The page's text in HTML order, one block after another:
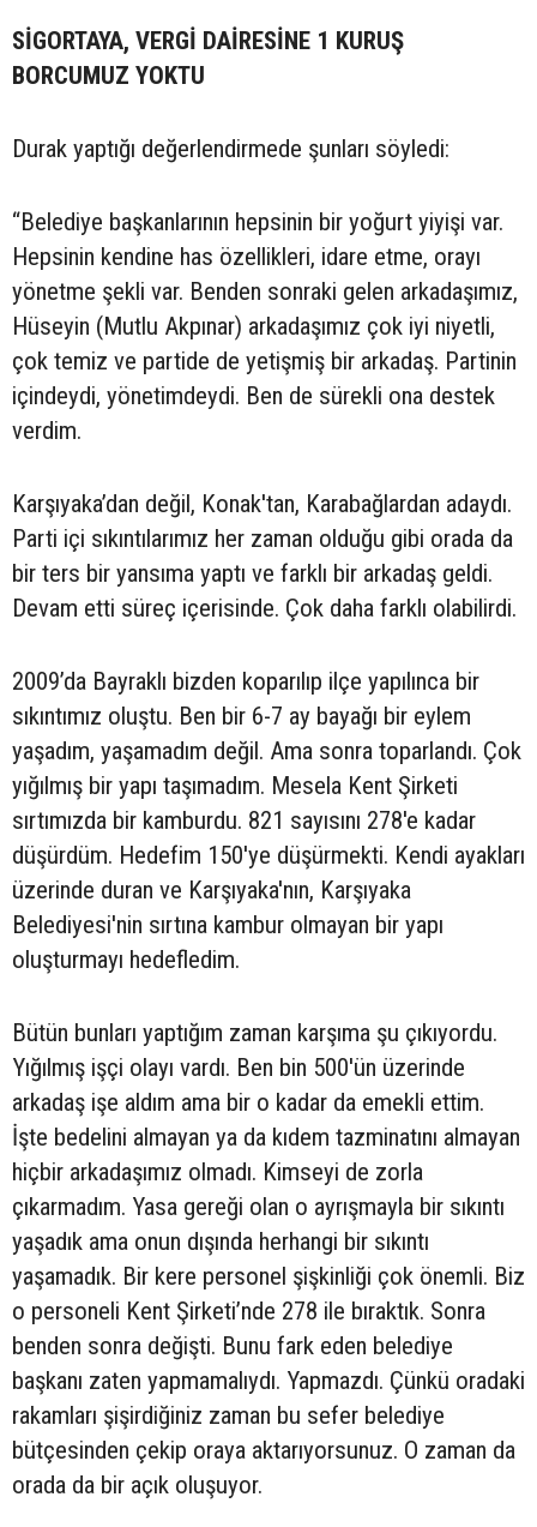
SİGORTAYA, VERGİ DAİRESİNE 1 KURUŞ
BORCUMUZ YOKTU
Durak yaptığı değerlendirmede şunları söyledi:
“Belediye başkanlarının hepsinin bir yoğurt yiyişi var.
Hepsinin kendine has özellikleri, idare etme, orayı
yönetme şekli var. Benden sonraki gelen arkadaşımız,
Hüseyin (Mutlu Akpınar) arkadaşımız çok iyi niyetli,
çok temiz ve partide de yetişmiş bir arkadaş. Partinin
içindeydi, yönetimdeydi. Ben de sürekli ona destek
verdim.
Karşıyaka’dan değil, Konak'tan, Karabağlardan adaydı.
Parti içi sıkıntılarımız her zaman olduğu gibi orada da
bir ters bir yansıma yaptı ve farklı bir arkadaş geldi.
Devam etti süreç içerisinde. Çok daha farklı olabilirdi.
2009’da Bayraklı bizden koparılıp ilçe yapılınca bir
sıkıntımız oluştu. Ben bir 6-7 ay bayağı bir eylem
yaşadım, yaşamadım değil. Ama sonra toparlandı. Çok
yığılmış bir yapı taşımadım. Mesela Kent Şirketi
sırtımızda bir kamburdu. 821 sayısını 278'e kadar
düşürdüm. Hedefim 150'ye düşürmekti. Kendi ayakları
üzerinde duran ve Karşıyaka'nın, Karşıyaka
Belediyesi'nin sırtına kambur olmayan bir yapı
oluşturmayı hedefledim.
Bütün bunları yaptığım zaman karşıma şu çıkıyordu.
Yığılmış işçi olayı vardı. Ben bin 500'ün üzerinde
arkadaş işe aldım ama bir o kadar da emekli ettim.
İşte bedelini almayan ya da kıdem tazminatını almayan
hiçbir arkadaşımız olmadı. Kimseyi de zorla
çıkarmadım. Yasa gereği olan o ayrışmayla bir sıkıntı
yaşadık ama onun dışında herhangi bir sıkıntı
yaşamadık. Bir kere personel şişkinliği çok önemli. Biz
o personeli Kent Şirketi’nde 278 ile bıraktık. Sonra
benden sonra değişti. Bunu fark eden belediye
başkanı zaten yapmamalıydı. Yapmazdı. Çünkü oradaki
rakamları şişirdiğiniz zaman bu sefer belediye
bütçesinden çekip oraya aktarıyorsunuz. O zaman da
orada da bir açık oluşuyor.